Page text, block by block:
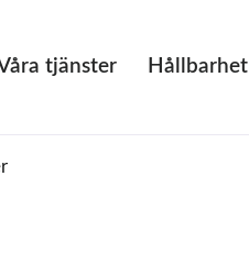
tjänster Hållbarhet